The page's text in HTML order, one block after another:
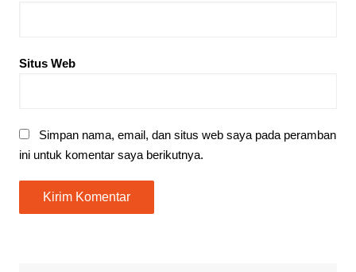
Situs Web
Simpan nama, email, dan situs web saya pada peramban
ini untuk komentar saya berikutnya.